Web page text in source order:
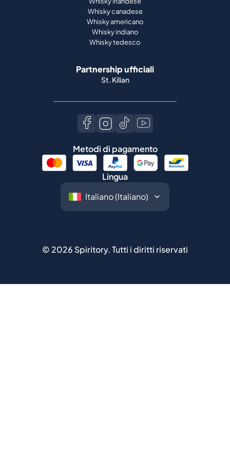
Whisky canadese
Whisky americano
Whisky indiano
Whisky tedesco
Partnership ufficiali
St. Kilian
Metodi di pagamento
Lingua
© 2026 Spiritory.Tutti i diritti riservati